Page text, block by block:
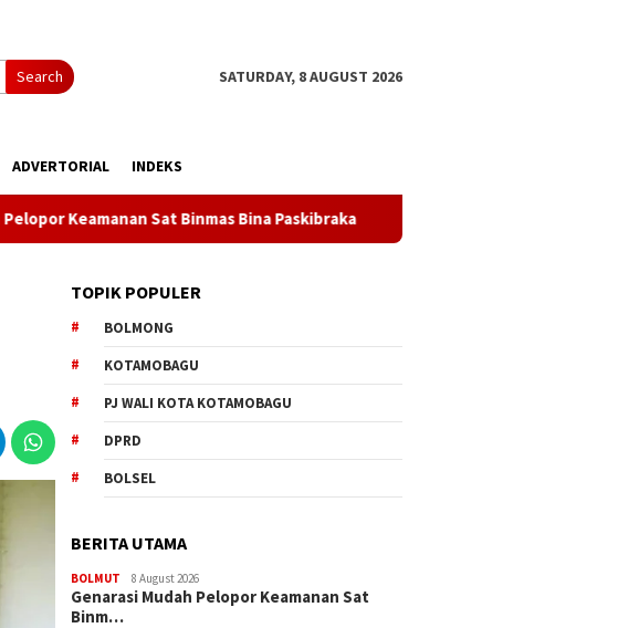
Search
SATURDAY, 8 AUGUST 2026
ADVERTORIAL INDEKS
Sat Binmas Bina Paskibraka DOLVI MARIAY: TANAH YANG
TOPIK POPULER
BOLMONG
KOTAMOBAGU
PJ WALI KOTA KOTAMOBAGU
DPRD
BOLSEL
BERITA UTAMA
BOLMUT 8 August 2026
Genarasi Mudah Pelopor Keamanan Sat
Binm…